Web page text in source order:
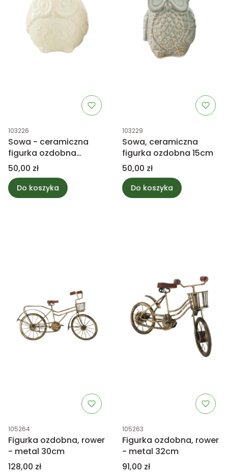
Kod produktu
103226
Sowa - ceramiczna
figurka ozdobna
13x12.5cm
Cena
50,00 zł
Do koszyka
Kod produktu
103229
Sowa, ceramiczna
figurka ozdobna 15cm
Cena
50,00 zł
Do koszyka
Kod produktu
105264
Figurka ozdobna, rower
- metal 30cm
Cena
128,00 zł
Kod produktu
105263
Figurka ozdobna, rower
- metal 32cm
Cena
91,00 zł